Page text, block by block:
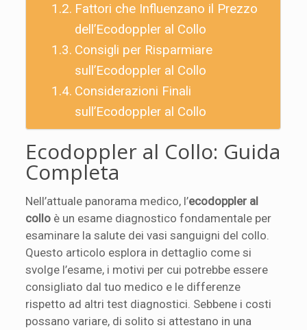
Fattori che Influenzano il Prezzo
dell’Ecodoppler al Collo
Consigli per Risparmiare
sull’Ecodoppler al Collo
Considerazioni Finali
sull’Ecodoppler al Collo
Ecodoppler al Collo: Guida
Completa
Nell’attuale panorama medico, l’ecodoppler al
collo è un esame diagnostico fondamentale per
esaminare la salute dei vasi sanguigni del collo.
Questo articolo esplora in dettaglio come si
svolge l’esame, i motivi per cui potrebbe essere
consigliato dal tuo medico e le differenze
rispetto ad altri test diagnostici. Sebbene i costi
possano variare, di solito si attestano in una